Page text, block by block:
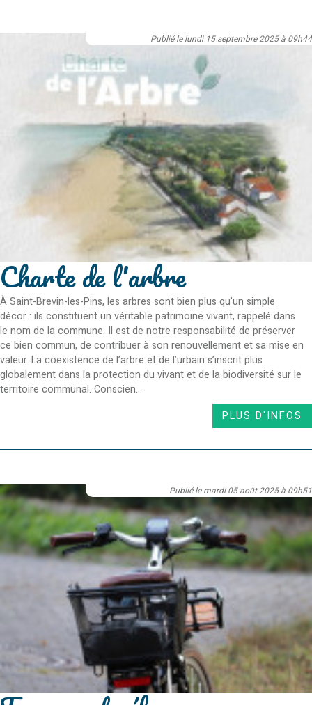
Charte de l'arbre
À Saint-Brevin-les-Pins, les arbres sont bien plus qu’un simple
décor : ils constituent un véritable patrimoine vivant, rappelé dans
le nom de la commune. Il est de notre responsabilité de préserver
ce bien commun, de contribuer à son renouvellement et sa mise en
valeur. La coexistence de l’arbre et de l’urbain s’inscrit plus
globalement dans la protection du vivant et de la biodiversité sur le
territoire communal. Conscien...
Publié le lundi 15 septembre 2025 à 09h44
PLUS D'INFOS
Publié le mardi 05 août 2025 à 09h51